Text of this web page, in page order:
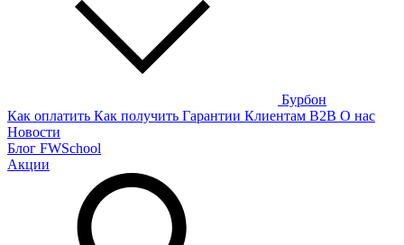
Бурбон
Как оплатить Как получить Гарантии Клиентам B2B О нас
Новости
Блог FWSchool
Акции